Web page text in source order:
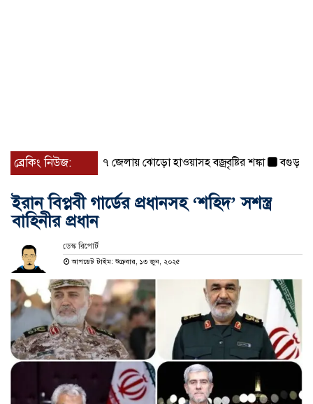
ব্রেকিং নিউজ: ৭ জেলায় ঝোড়ো হাওয়াসহ বজ্রবৃষ্টির শঙ্কা বগুড়া ও
ইরান বিপ্লবী গার্ডের প্রধানসহ ‘শহিদ’ সশস্ত্র
বাহিনীর প্রধান
ডেস্ক রিপোর্ট
আপডেট টাইম: শুক্রবার, ১৩ জুন, ২০২৫